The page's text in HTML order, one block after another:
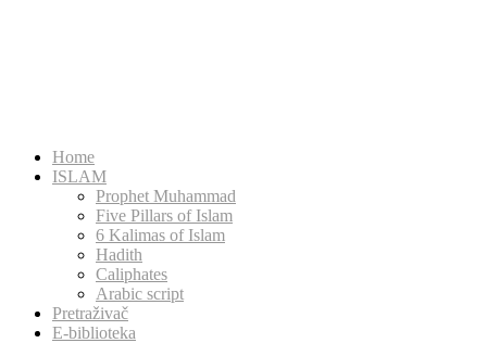
Home
ISLAM
Prophet Muhammad
Five Pillars of Islam
6 Kalimas of Islam
Hadith
Caliphates
Arabic script
Pretraživač
E-biblioteka